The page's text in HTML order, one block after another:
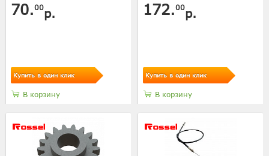
70.00р.
Купить в один клик
В корзину
172.00р.
Купить в один клик
В корзину